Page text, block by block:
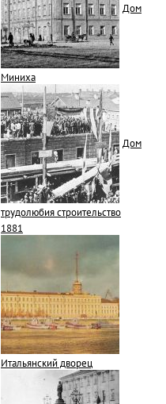
Дом
Миниха
Дом
трудолюбия строительство
1881
Итальянский дворец